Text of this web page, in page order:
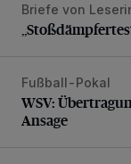
Briefe von
WSV:
Fußball-Pokal
WSV:
Ansage